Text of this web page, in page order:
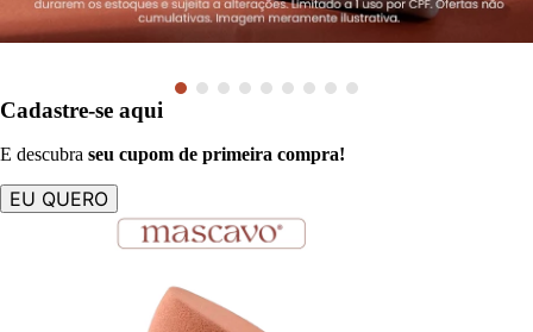
Cadastre-se aqui
E descubra seu cupom de primeira compra!
EU QUERO